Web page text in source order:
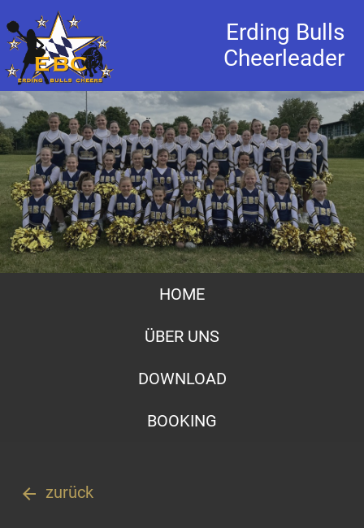
Erding Bulls
Cheerleader
HOME
ÜBER UNS
DOWNLOAD
BOOKING
arrow_back zurück